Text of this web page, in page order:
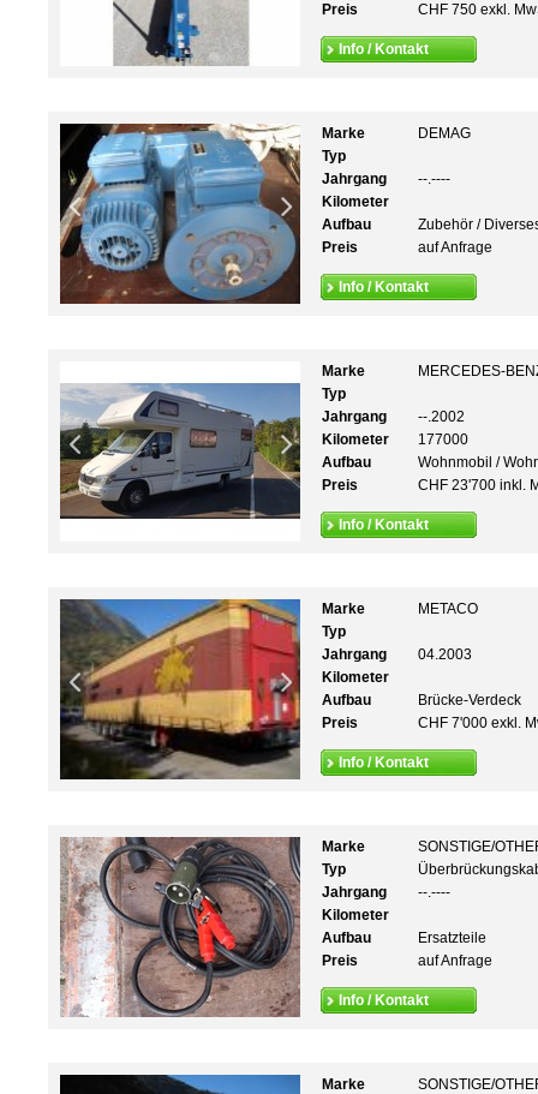
Preis
CHF 750 exkl.
Info / Kontakt
Marke
DEMAG
Typ
Jahrgang
--.----
Kilometer
Aufbau
Zubehör /
Preis
auf Anfrage
Info / Kontakt
Marke
MERCEDES-
Typ
Jahrgang
--.2002
Kilometer
177000
Aufbau
Wohnmobil /
Preis
CHF 23'700 inkl.
Info / Kontakt
Marke
METACO
Typ
Jahrgang
04.2003
Kilometer
Aufbau
Brücke-Verdeck
Preis
CHF 7'000 exkl.
Info / Kontakt
Marke
SONSTIGE/
Typ
Jahrgang
--.----
Kilometer
Aufbau
Ersatzteile
Preis
auf Anfrage
Info / Kontakt
Marke
SONSTIGE/